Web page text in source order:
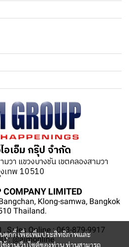
นคุกกี้ เพื่อเพิ่มประสิทธิภาพและ
งานเว็บไซต์ของท่าน ท่านสามารถ
อเอ็ม กรุ๊ป จำกัด
วา แขวงบางชัน เขตคลองสามวา
เทพ 10510
COMPANY LIMITED
Klong-samwa, Bangkok
Thailand.
Sales Online : 063-879-9917
: @aimonline